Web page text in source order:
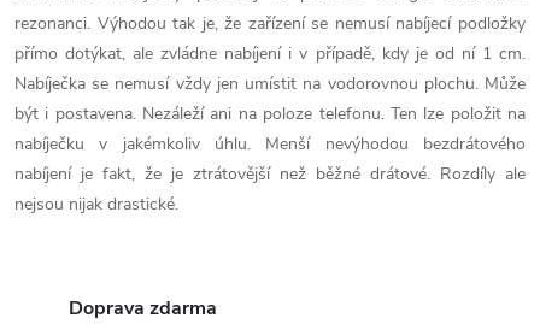
p
r
v
k
y
rezonanci. Výhodou tak je, že zařízení se nemusí nabíjecí podložky
přímo dotýkat, ale zvládne nabíjení i v případě, kdy je od ní 1 cm.
Nabíječka se nemusí vždy jen umístit na vodorovnou plochu. Může
být i postavena. Nezáleží ani na poloze telefonu. Ten lze položit na
nabíječku v jakémkoliv úhlu. Menší nevýhodou bezdrátového
nabíjení je fakt, že je ztrátovější než běžné drátové. Rozdíly ale
nejsou nijak drastické.
Doprava zdarma